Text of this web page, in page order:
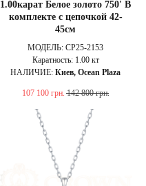
1.00карат Белое золото 750' В
комплекте с цепочкой 42-
45см
МОДЕЛЬ: CP25-2153
Каратность: 1.00 кт
НАЛИЧИЕ: Киев, Ocean Plaza
107 100 грн. 142 800 грн.